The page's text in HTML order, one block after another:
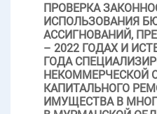
ПРОВЕРКА
ИСПОЛЬЗОВАНИЯ
АССИГНОВАНИЙ,
– 2022 ГОДАХ И
ГОДА
НЕКОММЕРЧЕСКОЙ
КАПИТАЛЬНОГО
ИМУЩЕСТВА В